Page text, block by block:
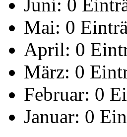
Juni: 0
Mai: 0
April: 0
März: 0
Februar: 0
Januar: 0